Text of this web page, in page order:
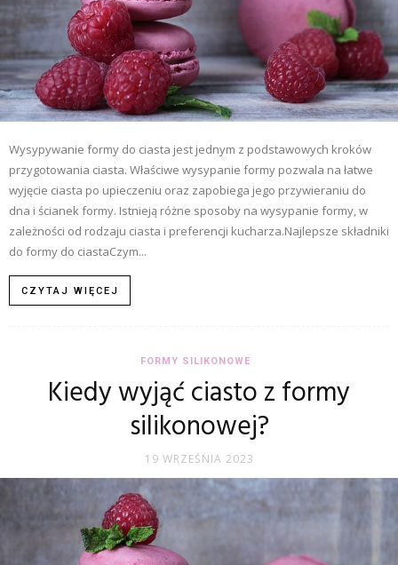
Wysypywanie formy do ciasta jest jednym z podstawowych kroków
przygotowania ciasta. Właściwe wysypanie formy pozwala na łatwe
wyjęcie ciasta po upieczeniu oraz zapobiega jego przywieraniu do
dna i ścianek formy. Istnieją różne sposoby na wysypanie formy, w
zależności od rodzaju ciasta i preferencji kucharza.Najlepsze składniki
do formy do ciastaCzym...
CZYTAJ WIĘCEJ
FORMY SILIKONOWE
Kiedy wyjąć ciasto z formy
silikonowej?
19 WRZEŚNIA 2023